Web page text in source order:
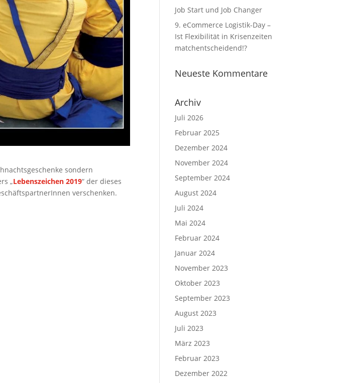
sondern
„Lebenszeichen 2019“ der dieses
verschenken.
Job Start und Job Changer
9. eCommerce Logistik-Day –
Ist Flexibilität in Krisenzeiten
matchentscheidend!?
Neueste Kommentare
Archiv
Juli 2026
Februar 2025
Dezember 2024
November 2024
September 2024
August 2024
Juli 2024
Mai 2024
Februar 2024
Januar 2024
November 2023
Oktober 2023
September 2023
August 2023
Juli 2023
März 2023
Februar 2023
Dezember 2022